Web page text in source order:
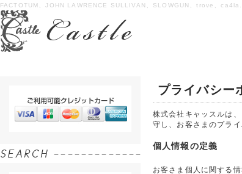
FACTOTUM、JOHN LAWRENCE SULLIVAN、SLOWGUN、trove、
プライバシー
株式会社キャッスルは
守し、お客さまのプラ
個人情報の定義
お客さま個人に関する